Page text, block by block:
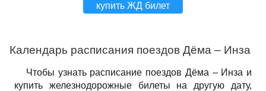
купить ЖД билет
Календарь расписания поездов Дёма – Инза
Чтобы узнать расписание поездов Дёма – Инза и
купить железнодорожные билеты на другую дату,